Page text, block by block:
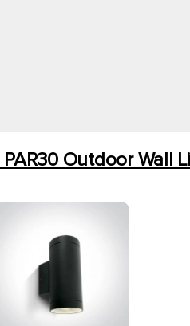
Outdoor Wall